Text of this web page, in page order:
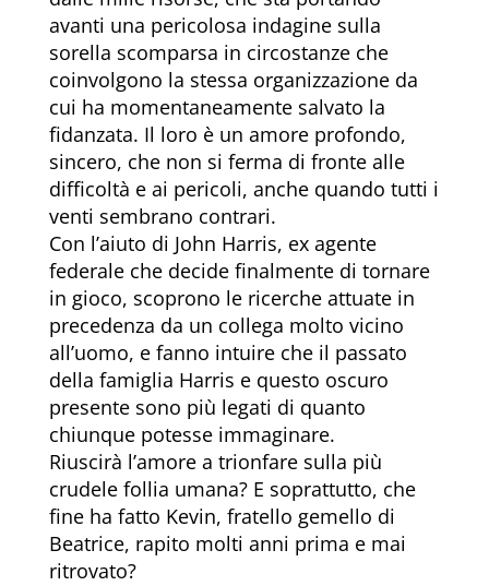
avanti una pericolosa indagine sulla
sorella scomparsa in circostanze che
coinvolgono la stessa organizzazione da
cui ha momentaneamente salvato la
fidanzata. Il loro è un amore profondo,
sincero, che non si ferma di fronte alle
difficoltà e ai pericoli, anche quando tutti i
venti sembrano contrari.
Con l’aiuto di John Harris, ex agente
federale che decide finalmente di tornare
in gioco, scoprono le ricerche attuate in
precedenza da un collega molto vicino
all’uomo, e fanno intuire che il passato
della famiglia Harris e questo oscuro
presente sono più legati di quanto
chiunque potesse immaginare.
Riuscirà l’amore a trionfare sulla più
crudele follia umana? E soprattutto, che
fine ha fatto Kevin, fratello gemello di
Beatrice, rapito molti anni prima e mai
ritrovato?